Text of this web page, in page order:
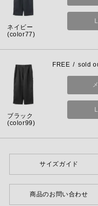
ネイビー
(color77)
ブラック
(color99)
FREE sold
サイズガイド
商品のお問い合わせ